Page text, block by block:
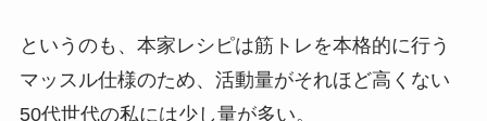
というのも、本家レシピは筋トレを本格的に行う
マッスル仕様のため、活動量がそれほど高くない
50代世代の私には少し量が多い。